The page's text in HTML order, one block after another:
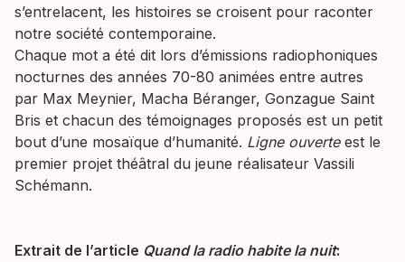
s’entrelacent, les histoires se croisent pour raconter
notre société contemporaine.
Chaque mot a été dit lors d’émissions radiophoniques
nocturnes des années 70-80 animées entre autres
par Max Meynier, Macha Béranger, Gonzague Saint
Bris et chacun des témoignages proposés est un petit
bout d’une mosaïque d’humanité. Ligne ouverteest le
premier projet théâtral du jeune réalisateur Vassili
Schémann.
Extrait de l’article Quand la radio habite la nuit: